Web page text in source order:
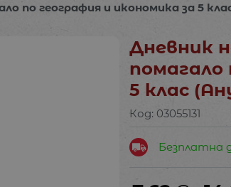
по география и икономика за 5
Дневник
помагало
5 клас
Код: 03055131
Безплатна